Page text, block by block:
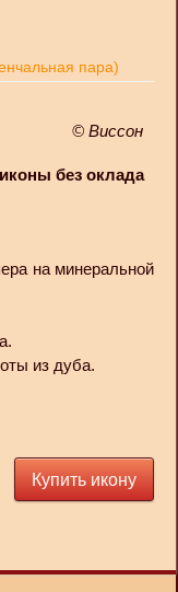
пара)
© Виссон
без оклада
на минеральной
из дуба.
Купить икону